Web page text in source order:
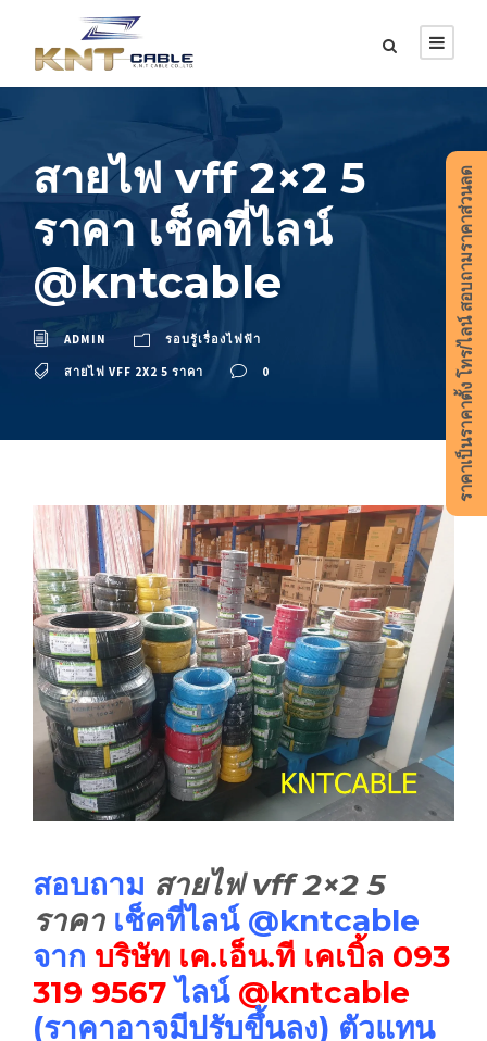
สายไฟ vff 2×2 5
ราคา เช็คที่ไลน์
@kntcable
ADMIN รอบรู้เรื่องไฟฟ้า
สายไฟ VFF 2X2 5 ราคา 0
สอบถาม สายไฟ vff 2×2 5
ราคาเช็คที่ไลน์ @kntcable
จาก บริษัท เค.เอ็น.ที เคเบิ้ล 093
319 9567 ไลน์ @kntcable
(ราคาอาจมีปรับขึ้นลง) ตัวแทน
ราคาเป็นราคาตั้ง โทร/ไลน์ สอบถามราคาส่วนลด